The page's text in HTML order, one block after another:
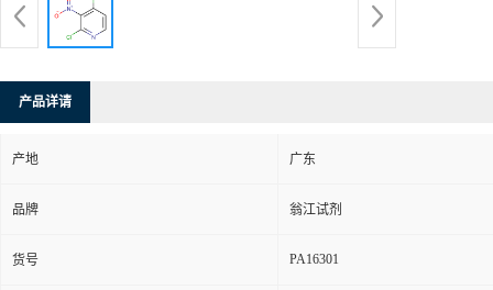
产品详请
产地 广东
品牌 翁江试剂
货号 PA16301